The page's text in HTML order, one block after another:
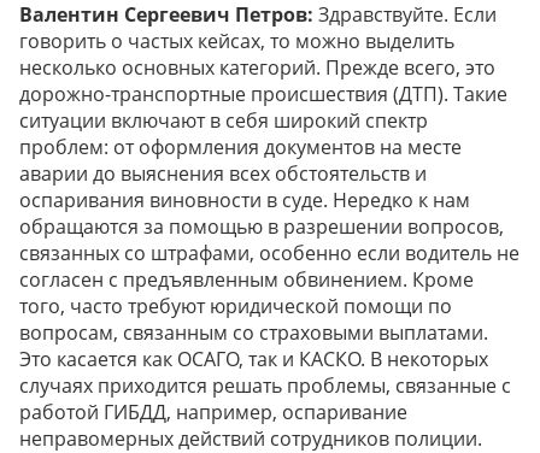
Валентин Сергеевич Петров: Здравствуйте. Если
говорить о частых кейсах, то можно выделить
несколько основных категорий. Прежде всего, это
дорожно-транспортные происшествия (ДТП). Такие
ситуации включают в себя широкий спектр
проблем: от оформления документов на месте
аварии до выяснения всех обстоятельств и
оспаривания виновности в суде. Нередко к нам
обращаются за помощью в разрешении вопросов,
связанных со штрафами, особенно если водитель не
согласен с предъявленным обвинением. Кроме
того, часто требуют юридической помощи по
вопросам, связанным со страховыми выплатами.
Это касается как ОСАГО, так и КАСКО. В некоторых
случаях приходится решать проблемы, связанные с
работой ГИБДД, например, оспаривание
неправомерных действий сотрудников полиции.